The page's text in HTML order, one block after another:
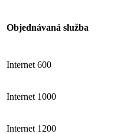
Objednávaná služba
Internet 600
Internet 1000
Internet 1200